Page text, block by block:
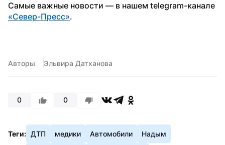
«Север-Пресс».
Авторы Эльвира Датханова
0 0
Теги: ДТП медики Автомобили Надым